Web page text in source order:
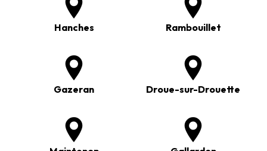
Hanches Rambouillet
Gazeran Droue-sur-Drouette